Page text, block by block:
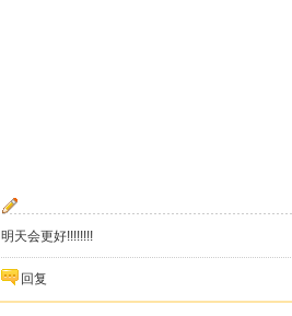
明天会更好!!!!!!!!
回复